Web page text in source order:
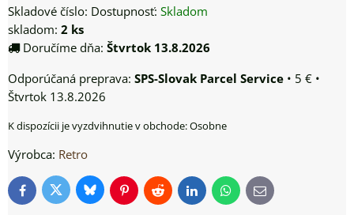
Skladové číslo: Dostupnosť: Skladom
skladom: 2 ks
Doručíme dňa: Štvrtok 13.8.2026
SPS-Slovak Parcel Service • 5 € •
Štvrtok 13.8.2026
Osobne
Výrobca: Retro
FacebookTwitterBlueskyPinterestReddit LinkedInWhatsApp
E-
mail